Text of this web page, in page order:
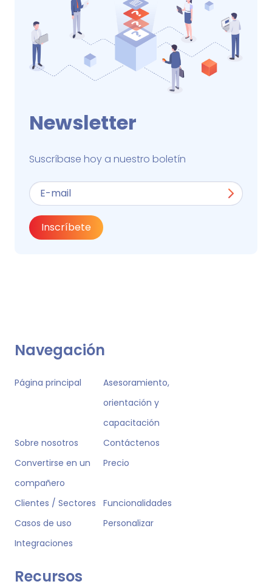
Newsletter
Suscríbase hoy a nuestro boletín
Inscríbete
Navegación
Página principal
Asesoramiento,
orientación y
capacitación
Sobre nosotros
Contáctenos
Convertirse en un
compañero
Precio
Clientes / Sectores
Funcionalidades
Casos de uso
Personalizar
Integraciones
Recursos